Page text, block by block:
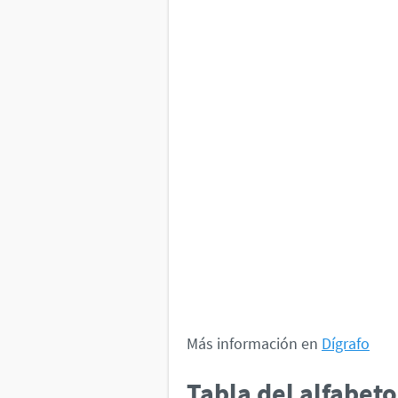
Más información en Dígrafo